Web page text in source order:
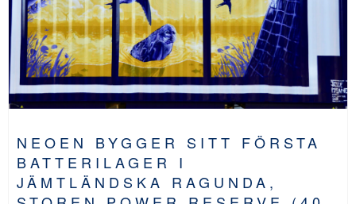
NEOEN BYGGER SITT FÖRSTA
BATTERILAGER I
JÄMTLÄNDSKA RAGUNDA,